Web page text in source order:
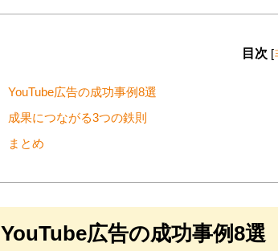
目次 [
YouTube広告の成功事例8選
成果につながる3つの鉄則
まとめ
YouTube広告の成功事例8選